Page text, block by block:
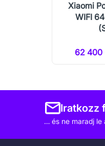
Xiaomi
WIFI
62 400
Iratkozz
… és ne maradj le